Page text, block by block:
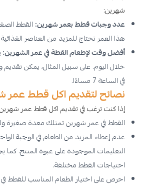
شهرين:
عدد وجبات قطط بعمر شهرين: القطط
هذا العمر تحتاج للمزيد من العناصر
أفضل وقت لإطعام القطة في عمر الشهرين:
في الساعة 7 مساءًا.
نصائح لتقديم اكل قطط عمر
إذا كنت ترغب في تقديم اكل قطط عمر
القطط في عمر شهرين تمتلك معدة صغيرة
عدم إعطاء المزيد من الطعام في الوجبة
التعليمات الموجودة على عبوة المنتج.
احتياجات القطط مختلفة.
احرص على اختيار الطعام المناسب للقطط